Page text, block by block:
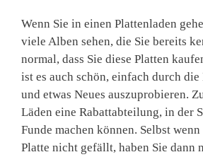
Wenn Sie in einen Plattenladen
viele Alben sehen, die Sie bereits
normal, dass Sie diese Platten
ist es auch schön, einfach durch
und etwas Neues auszuprobieren.
Läden eine Rabattabteilung, in der
Funde machen können. Selbst
Platte nicht gefällt, haben Sie dann